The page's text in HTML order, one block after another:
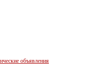
объявления